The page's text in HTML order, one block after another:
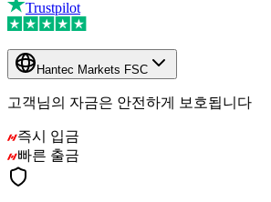
Trustpilot
Hantec Markets FSC
고객님의 자금은 안전하게 보호됩니다
즉시 입금
빠른 출금